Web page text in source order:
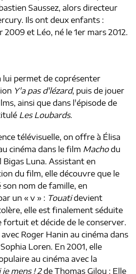
Saussez, alors directeur
Ils ont deux enfants :
2009 et Léo, né le 1er mars 2012.
lui permet de coprésenter
Y'a pas d'lézard, puis de jouer
ainsi que dans l'épisode de
Les Loubards.
télévisuelle, on offre à Élisa
cinéma dans le film Machodu
Luna. Assistant en
du film, elle découvre que le
son nom de famille, en
un « v » : Touatidevient
elle est finalement séduite
fortuit et décide de le conserver.
Roger Hanin au cinéma dans
Loren. En 2001, elle
au cinéma avec la
mens ! 2de Thomas Gilou : Elle